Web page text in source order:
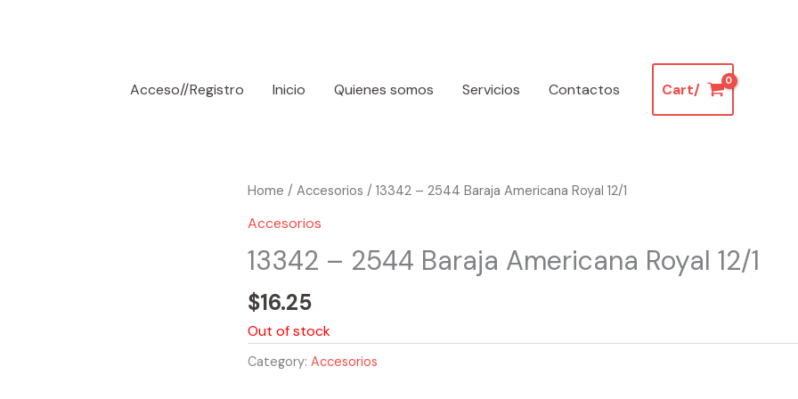
Acceso//Registro
Inicio Quienes somos Servicios Contactos Cart/
Home / Accesorios / 13342 – 2544 Baraja Americana Royal 12/1
Accesorios
13342 – 2544 Baraja Americana Royal 12/1
$16.25
Out of stock
Category: Accesorios